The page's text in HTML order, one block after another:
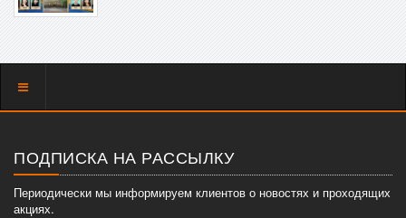
Показать
ПОДПИСКА НА РАССЫЛКУ
Периодически мы информируем клиентов о новостях и проходящих
акциях.